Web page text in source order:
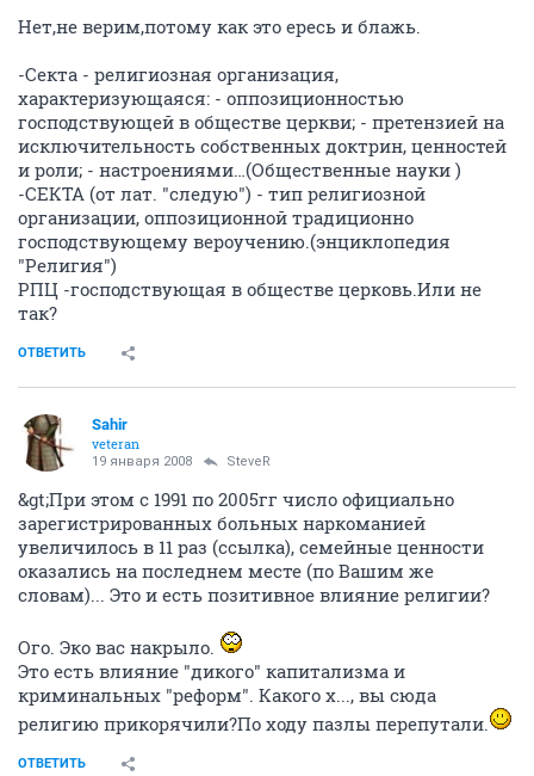
Нет,не верим,потому как это ересь и блажь.
-Секта - религиозная организация,
характеризующаяся: - оппозиционностью
господствующей в обществе церкви; - претензией на
исключительность собственных доктрин, ценностей
и роли; - настроениями…(Общественные науки )
-СЕКТА (от лат. "следую") - тип религиозной
организации, оппозиционной традиционно
господствующему вероучению.(энциклопедия
"Религия")
РПЦ -господствующая в обществе церковь.Или не
так?
ОТВЕТИТЬ
Sahir
veteran
19 января 2008 SteveR
&gt;При этом с 1991 по 2005гг число официально
зарегистрированных больных наркоманией
увеличилось в 11 раз (ссылка), семейные ценности
оказались на последнем месте (по Вашим же
словам)... Это и есть позитивное влияние религии?
Ого. Эко вас накрыло.
Это есть влияние "дикого" капитализма и
криминальных "реформ". Какого х..., вы сюда
религию прикорячили?По ходу пазлы перепутали.
ОТВЕТИТЬ